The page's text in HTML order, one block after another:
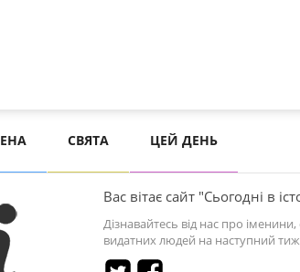
СВЯТА ЦЕЙ ДЕНЬ
Вас вітає сайт "Сьогодні в
Дізнавайтесь від нас про іменини,
видатних людей на наступний